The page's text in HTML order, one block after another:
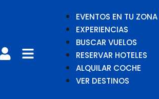
EVENTOS EN TU ZONA
EXPERIENCIAS
BUSCAR VUELOS
RESERVAR HOTELES
ALQUILAR COCHE
VER DESTINOS